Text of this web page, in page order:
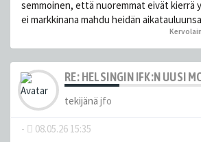
semmoinen, että nuoremmat eivät kierrä
ei markkinana mahdu heidän
RE: HELSINGIN IFK:N UUSI
tekijänä jfo
- 08.05.26 15:35